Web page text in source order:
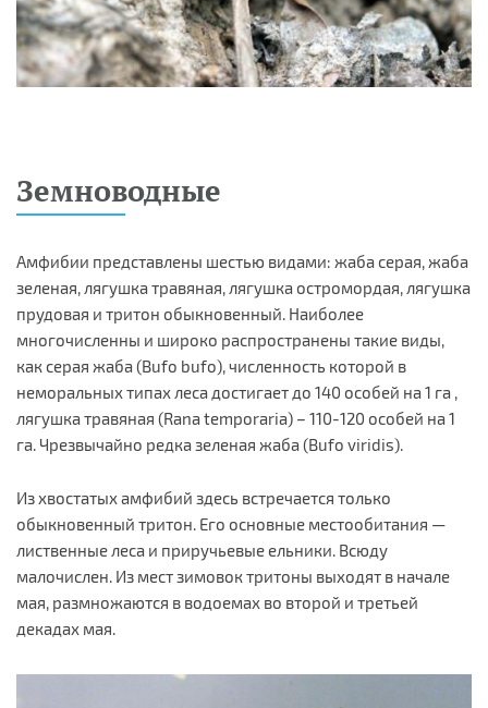
Земноводные
Амфибии представлены шестью видами: жаба серая, жаба
зеленая, лягушка травяная, лягушка остромордая, лягушка
прудовая и тритон обыкновенный. Наиболее
многочисленны и широко распространены такие виды,
как серая жаба (Bufo bufo), численность которой в
неморальных типах леса достигает до 140 особей на 1 га ,
лягушка травяная (Rana temporaria) – 110-120 особей на 1
га. Чрезвычайно редка зеленая жаба (Bufo viridis).
Из хвостатых амфибий здесь встречается только
обыкновенный тритон. Его основные местообитания —
лиственные леса и приручьевые ельники. Всюду
малочислен. Из мест зимовок тритоны выходят в начале
мая, размножаются в водоемах во второй и третьей
декадах мая.